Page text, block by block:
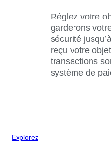
Réglez votre
garderons
sécurité
reçu votre
transactions
système de
Explorez